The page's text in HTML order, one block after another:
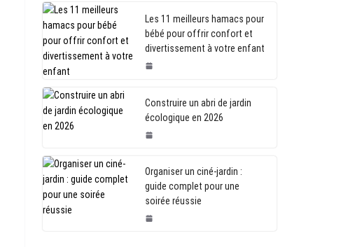
Les 11 meilleurs hamacs pour
bébé pour offrir confort et
divertissement à votre enfant
Construire un abri de jardin
écologique en 2026
Organiser un ciné-jardin :
guide complet pour une
soirée réussie